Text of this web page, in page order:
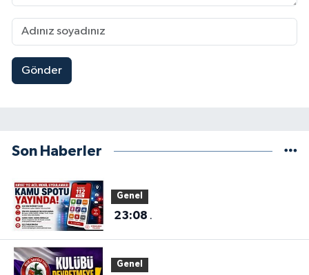
Gönder
Son Haberler
Genel
23:08 .
Genel